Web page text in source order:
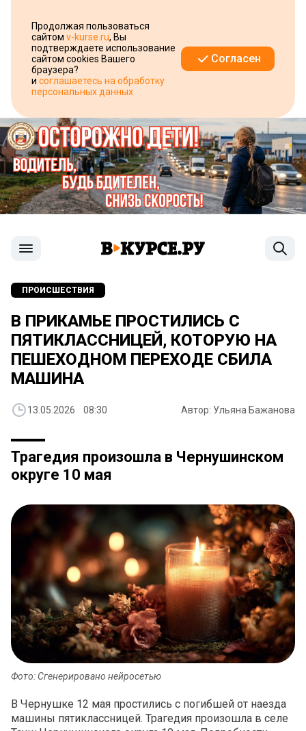
Продолжая пользоваться
сайтом v-kurse.ru, Вы
подтверждаете использование
сайтом cookies Вашего
браузера?
и соглашаетесь на обработку
персональных данных
Согласен
ПРОИСШЕСТВИЯ
В ПРИКАМЬЕ ПРОСТИЛИСЬ С
ПЯТИКЛАССНИЦЕЙ, КОТОРУЮ НА
ПЕШЕХОДНОМ ПЕРЕХОДЕ СБИЛА
МАШИНА
13.05.2026 08:30 Автор: Ульяна Бажанова
Трагедия произошла в Чернушинском
округе 10 мая
Фото: Сгенерировано нейросетью
В Чернушке 12 мая простились с погибшей от наезда
машины пятиклассницей. Трагедия произошла в селе